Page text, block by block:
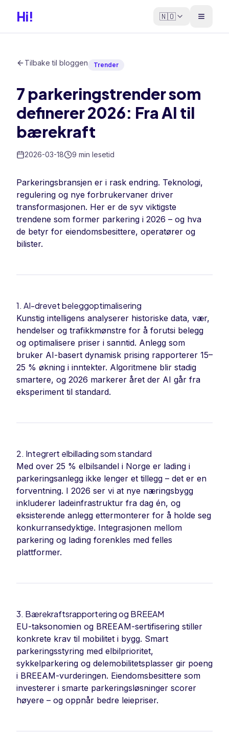
Hi! 🇳🇴
Tilbake til bloggen Trender
7 parkeringstrender som
definerer 2026: Fra AI til
bærekraft
2026-03-18 9 min lesetid
Parkeringsbransjen er i rask endring. Teknologi,
regulering og nye forbrukervaner driver
transformasjonen. Her er de syv viktigste
trendene som former parkering i 2026 – og hva
de betyr for eiendomsbesittere, operatører og
bilister.
1. AI-drevet beleggoptimalisering
Kunstig intelligens analyserer historiske data, vær,
hendelser og trafikkmønstre for å forutsi belegg
og optimalisere priser i sanntid. Anlegg som
bruker AI-basert dynamisk prising rapporterer 15–
25 % økning i inntekter. Algoritmene blir stadig
smartere, og 2026 markerer året der AI går fra
eksperiment til standard.
2. Integrert elbillading som standard
Med over 25 % elbilsandel i Norge er lading i
parkeringsanlegg ikke lenger et tillegg – det er en
forventning. I 2026 ser vi at nye næringsbygg
inkluderer ladeinfrastruktur fra dag én, og
eksisterende anlegg ettermonterer for å holde seg
konkurransedyktige. Integrasjonen mellom
parkering og lading forenkles med felles
plattformer.
3. Bærekraftsrapportering og BREEAM
EU-taksonomien og BREEAM-sertifisering stiller
konkrete krav til mobilitet i bygg. Smart
parkeringsstyring med elbilprioritet,
sykkelparkering og delemobilitetsplasser gir poeng
i BREEAM-vurderingen. Eiendomsbesittere som
investerer i smarte parkeringsløsninger scorer
høyere – og oppnår bedre leiepriser.